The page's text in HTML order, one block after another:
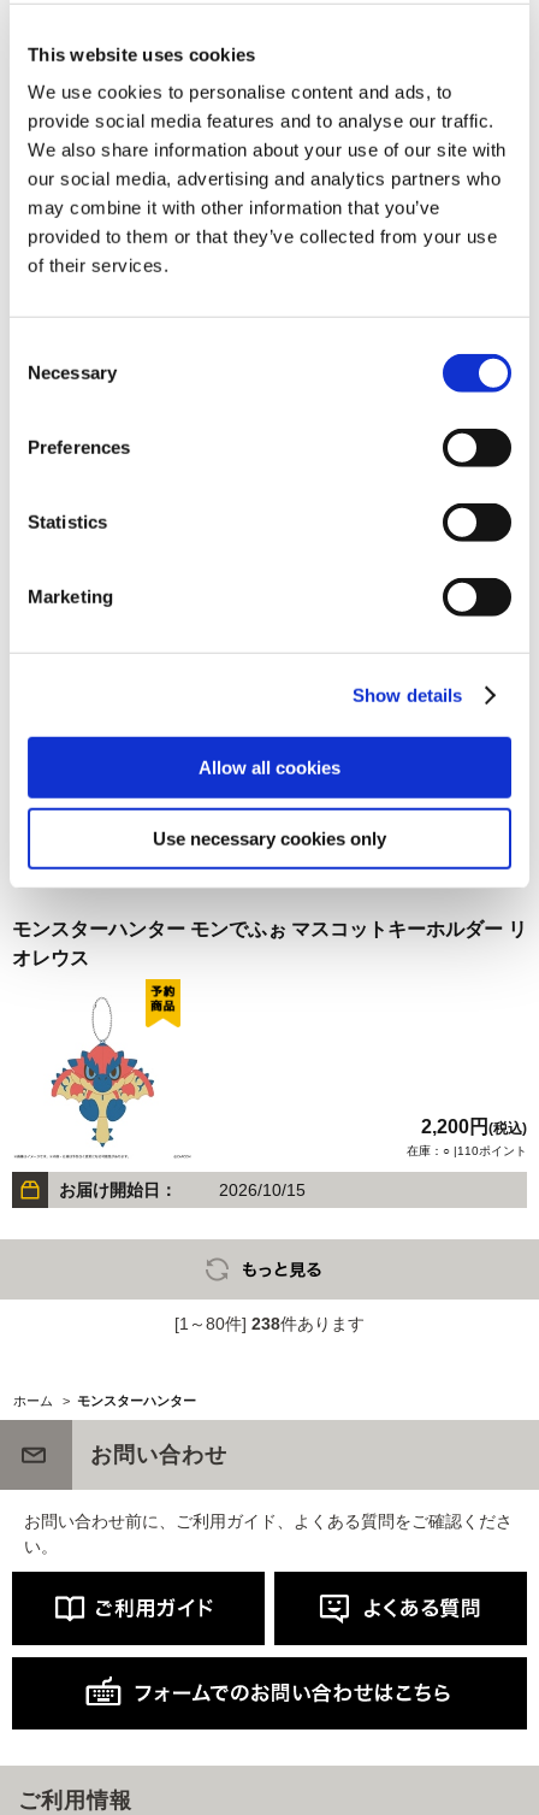
This website uses cookies
We use cookies to personalise content and ads, to
provide social media features and to analyse our traffic.
We also share information about your use of our site with
our social media, advertising and analytics partners who
may combine it with other information that you’ve
provided to them or that they’ve collected from your use
of their services.
Selection
Necessary
Preferences
Statistics
Marketing
Show details
Allow all cookies
Use necessary cookies only
クルス
1,870円
在庫：△ |93ポイント
お届け開始日：
1,980円 (税込)
在庫：○ |99ポイント
1,980円(税込)
お届け開始日： 2026/10/15
モンスターハンター モンでふぉ マスコットキーホルダー リ
オレウス
2,200円 (税込)
在庫：○ |110ポイント
お届け開始日： 2026/10/15
[1～80件] 238件あります
ホーム > モンスターハンター
お問い合わせ
お問い合わせ前に、ご利用ガイド、よくある質問をご確認くださ
い。
ご利用情報